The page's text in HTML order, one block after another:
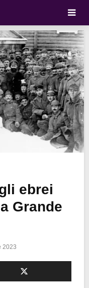
ebrei
Grande
2023